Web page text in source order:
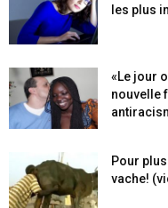
les plus
«Le jour
nouvelle
Pour
vache!